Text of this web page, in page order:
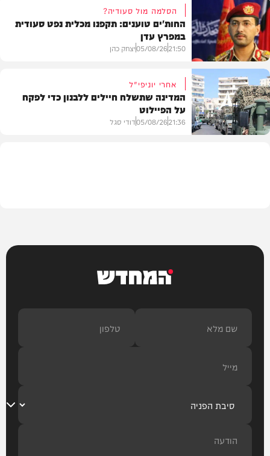
תוכן שיווקי
צבא וביטחון
הסלמה מול סעודיה?
החות'ים טוענים: תקפנו מכלית נפט סעודית
במפרץ עדן
21:50
05/08/26יצחק כהן
אחרי יוניפי"ל
המדינה שתשלח חיילים ללבנון כדי לפקח
על הפיילוט
21:36
05/08/26דודי סגל
המחדש